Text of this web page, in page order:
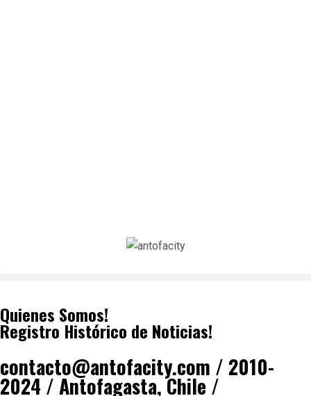
Quienes Somos!
Registro Histórico de Noticias!
contacto@antofacity.com / 2010-
2024 / Antofagasta, Chile /